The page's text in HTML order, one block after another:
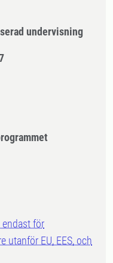
undervisning
för
utanför EU, EES, och